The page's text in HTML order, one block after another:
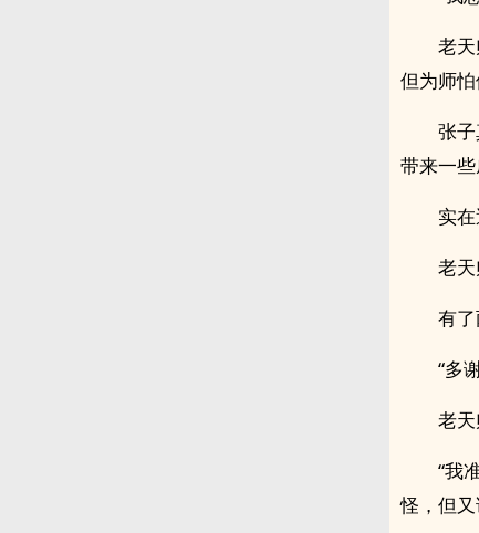
老
但为师
张
带来一
实
老
有
“多
老
“我
怪，但又